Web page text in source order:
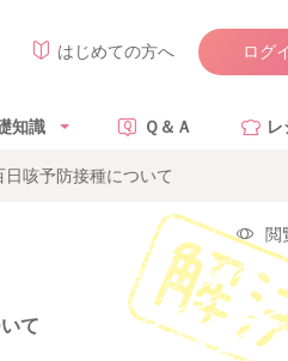
はじめての方へ ログ
知識 Ｑ＆Ａ
咳予防接種について
閲
て